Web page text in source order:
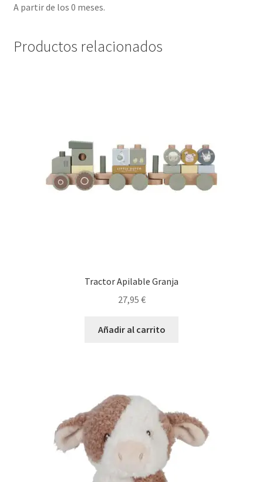
A partir de los 0 meses.
Productos relacionados
Tractor Apilable Granja
27,95 €
Añadir al carrito